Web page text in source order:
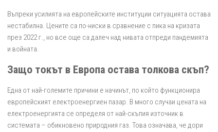
Въпреки усилията на европейските институции ситуацията остава
нестабилна. Цените са по-ниски в сравнение с пика на кризата
през 2022 г., но все още са далеч над нивата отпреди пандемията
и войната.
Защо токът в Европа остава толкова скъп?
Една от най-големите причини е начинът, по който функционира
европейският електроенергиен пазар. В много случаи цената на
електроенергията се определя от най-скъпия източник в
системата – обикновено природния газ. Това означава, че дори